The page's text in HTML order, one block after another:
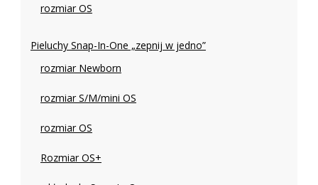
rozmiar OS
Pieluchy Snap-In-One „zepnij w jedno”
rozmiar Newborn
rozmiar S/M/mini OS
rozmiar OS
Rozmiar OS+